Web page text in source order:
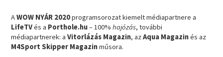
AWOW NYÁR 2020programsorozat kiemelt médiapartnere a
LifeTVés a Porthole.hu– 100%hajózás, további
médiapartnerek: aVitorlázás Magazin, azAqua Magazinés az
M4Sport Skipper Magazinműsora.